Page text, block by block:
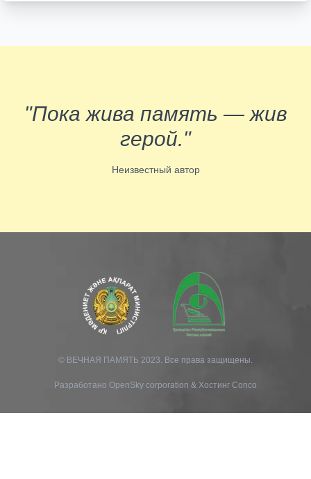
"Пока жива память — жив
герой."
Неизвестный автор
© ВЕЧНАЯ ПАМЯТЬ 2023. Все права защищены.
Разработано OpenSky corporation & Хостинг Conco